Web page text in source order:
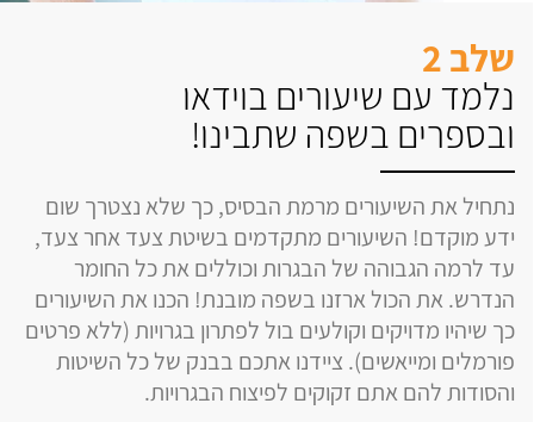
שלב 2
נלמד עם שיעורים בוידאו
ובספרים בשפה שתבינו!
נתחיל את השיעורים מרמת הבסיס, כך שלא נצטרך שום
ידע מוקדם! השיעורים מתקדמים בשיטת צעד אחר צעד,
עד לרמה הגבוהה של הבגרות וכוללים את כל החומר
הנדרש. את הכול ארזנו בשפה מובנת! הכנו את השיעורים
כך שיהיו מדויקים וקולעים בול לפתרון בגרויות (ללא פרטים
פורמלים ומייאשים). ציידנו אתכם בבנק של כל השיטות
והסודות להם אתם זקוקים לפיצוח הבגרויות.